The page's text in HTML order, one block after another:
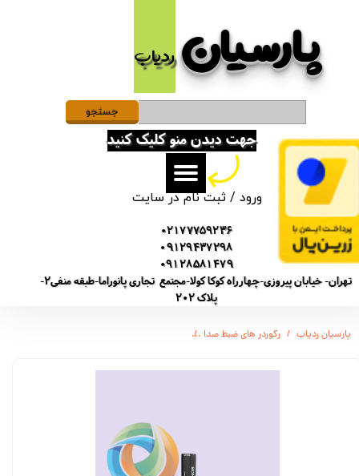
پارسیان​​​​​​​ردیاب
ورود /ثبت نام در سایت
حساب کاربری من
تغییر گذر واژه
سفارشات
خروج از حساب کاربری
02177759236
09129437298
09128581479
تهران- خیابان پیروزی-چهارراه کوکا کولا-مجتمع تجاری پانوراما-طبقه منفی2-
پلاک 202
جهت دیدن منو کلیک کنید
جستجو
پارسیان ردیاب رکوردر های ضبط صدا